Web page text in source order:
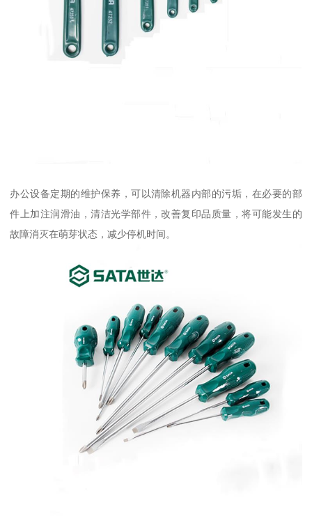
办公设备定期的维护保养，可以清除机器内部的污垢，在必要的部
件上加注润滑油，清洁光学部件，改善复印品质量，将可能发生的
故障消灭在萌芽状态，减少停机时间。